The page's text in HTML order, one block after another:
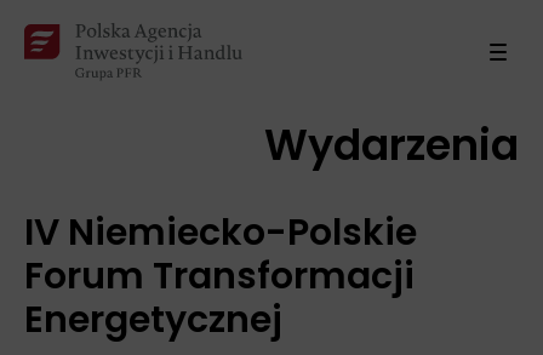
Wydarzenia
IV Niemiecko-Polskie
Forum Transformacji
Energetycznej